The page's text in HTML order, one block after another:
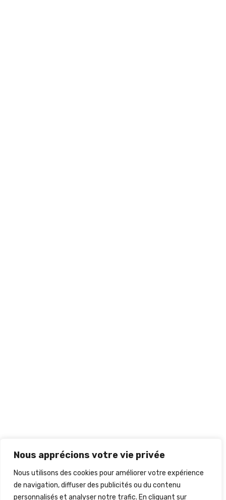
Nous apprécions votre vie privée
Nous utilisons des cookies pour améliorer votre expérience
de navigation, diffuser des publicités ou du contenu
personnalisés et analyser notre trafic. En cliquant sur